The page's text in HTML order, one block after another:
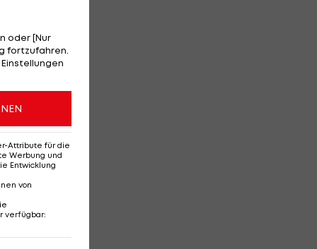
oder [Nur
fortzufahren.
Attribute für die
Werbung und
Entwicklung
von
verfügbar: